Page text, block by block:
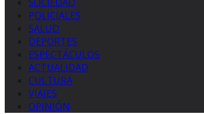
SOCIEDAD
POLICIALES
SALUD
DEPORTES
ESPECTÁCULOS
ACTUALIDAD
CULTURA
VIAJES
OPINIÓN